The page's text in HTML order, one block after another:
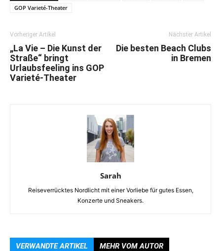
GOP Varieté-Theater
Vorheriger Artikel
„La Vie – Die Kunst der
Straße“ bringt
Urlaubsfeeling ins GOP
Varieté-Theater
Nächster Artikel
Die besten Beach Clubs
in Bremen
Sarah
Reiseverrücktes Nordlicht mit einer Vorliebe für gutes Essen,
Konzerte und Sneakers.
VERWANDTE ARTIKEL MEHR VOM AUTOR